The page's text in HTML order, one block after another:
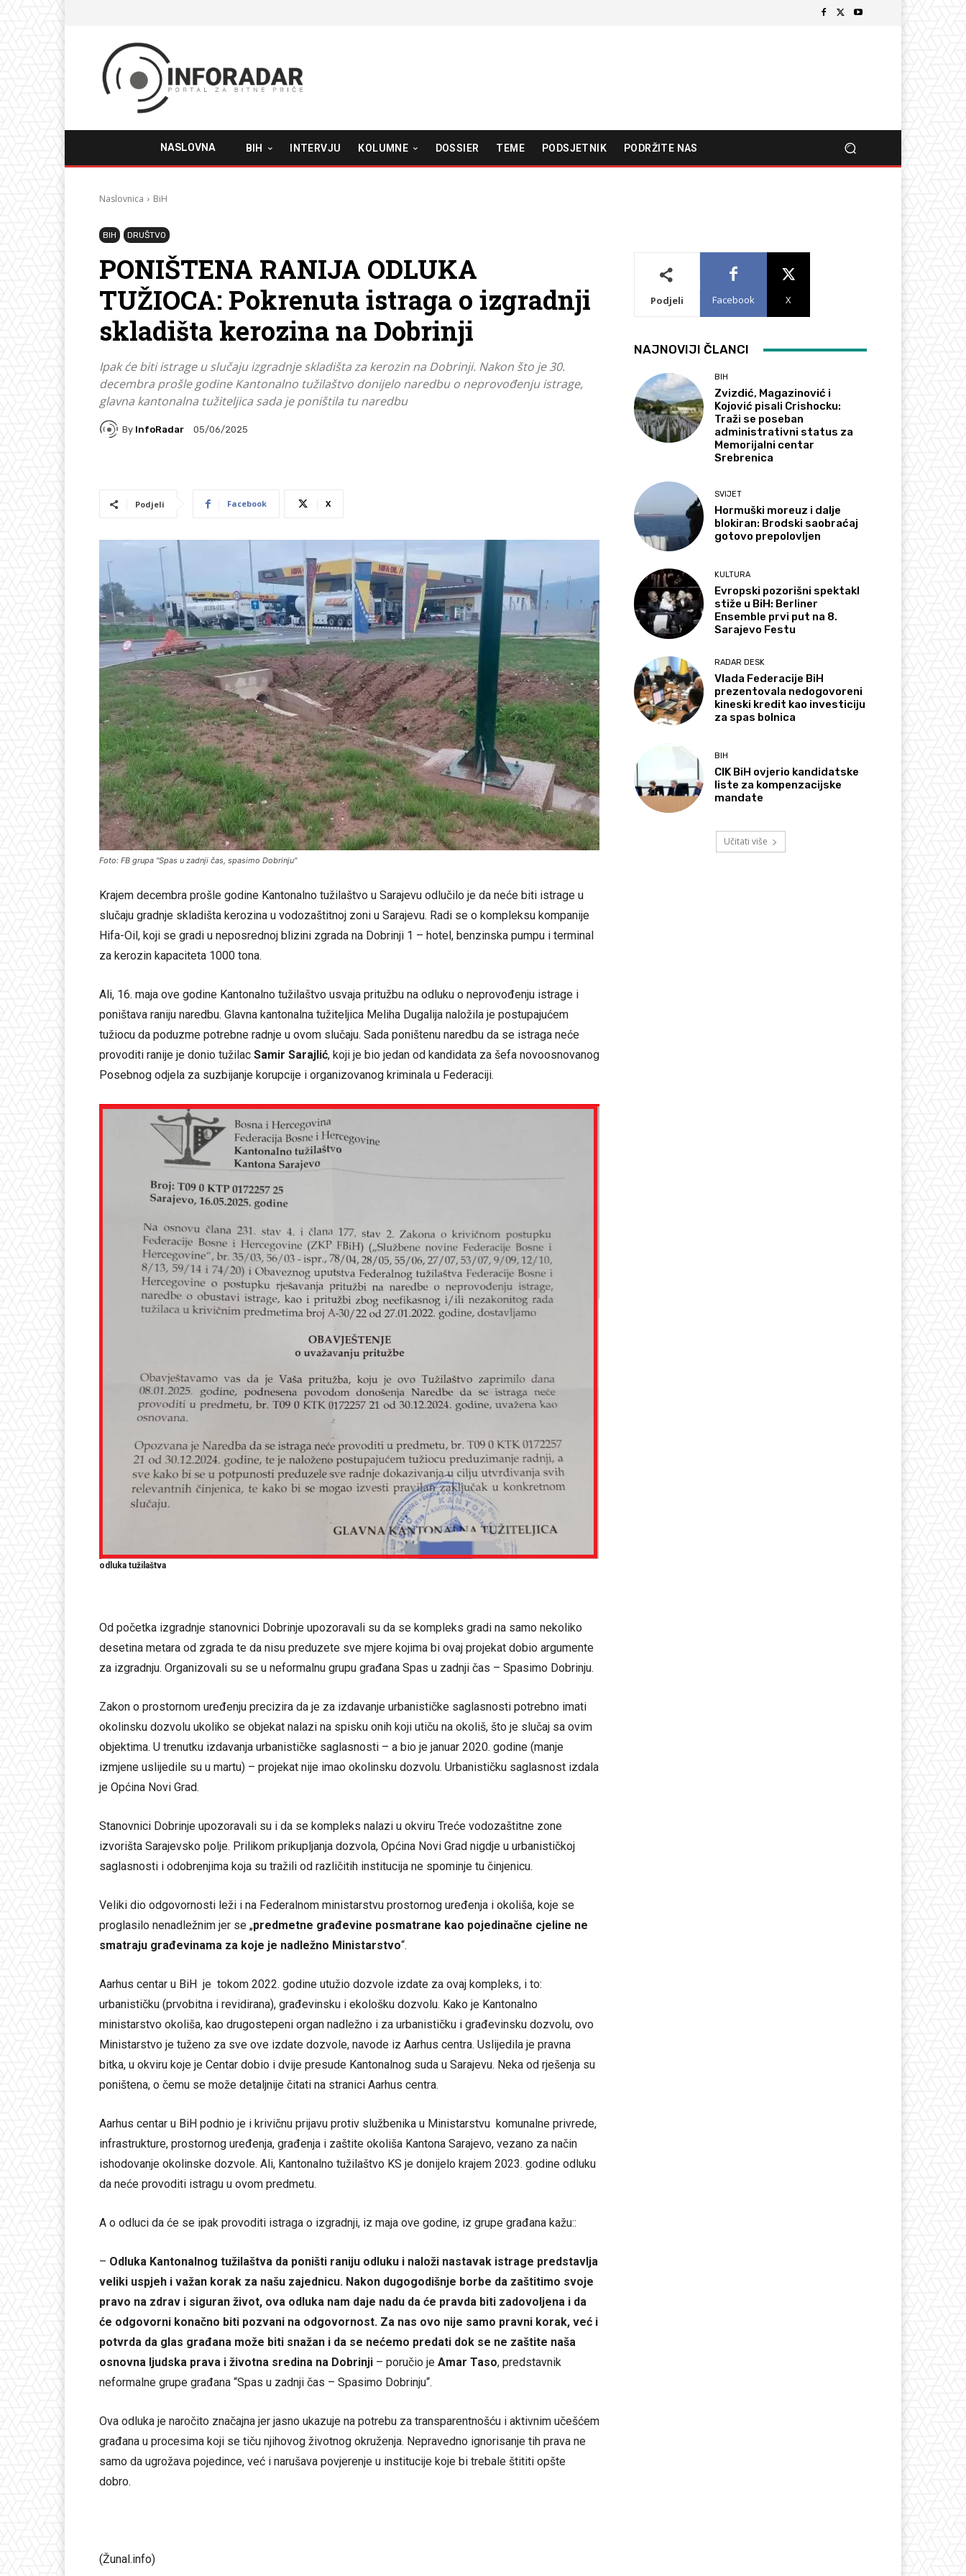
NASLOVNA BIH INTERVJU KOLUMNE DOSSIER TEME PODSJETNIK PODRŽITE NAS
Naslovnica BiH
BIH DRUŠTVO
PONIŠTENA RANIJA ODLUKA
TUŽIOCA: Pokrenuta istraga o izgradnji
skladišta kerozina na Dobrinji
Ipak će biti istrage u slučaju izgradnje skladišta za kerozin na Dobrinji. Nakon što je 30.
decembra prošle godine Kantonalno tužilaštvo donijelo naredbu o neprovođenju istrage,
glavna kantonalna tužiteljica sada je poništila tu naredbu
By InfoRadar 05/06/2025
Podjeli Facebook X
Foto: FB grupa "Spas u zadnji čas, spasimo Dobrinju"
Krajem decembra prošle godine Kantonalno tužilaštvo u Sarajevu odlučilo je da neće biti istrage u
slučaju gradnje skladišta kerozina u vodozaštitnoj zoni u Sarajevu. Radi se o kompleksu kompanije
Hifa-Oil, koji se gradi u neposrednoj blizini zgrada na Dobrinji 1 – hotel, benzinska pumpu i terminal
za kerozin kapaciteta 1000 tona.
Ali, 16. maja ove godine Kantonalno tužilaštvo usvaja pritužbu na odluku o neprovođenju istrage i
poništava raniju naredbu. Glavna kantonalna tužiteljica Meliha Dugalija naložila je postupajućem
tužiocu da poduzme potrebne radnje u ovom slučaju. Sada poništenu naredbu da se istraga neće
provoditi ranije je donio tužilac Samir Sarajlić, koji je bio jedan od kandidata za šefa novoosnovanog
Posebnog odjela za suzbijanje korupcije i organizovanog kriminala u Federaciji.
odluka tužilaštva
Od početka izgradnje stanovnici Dobrinje upozoravali su da se kompleks gradi na samo nekoliko
desetina metara od zgrada te da nisu preduzete sve mjere kojima bi ovaj projekat dobio argumente
za izgradnju. Organizovali su se u neformalnu grupu građana Spas u zadnji čas – Spasimo Dobrinju.
Zakon o prostornom uređenju precizira da je za izdavanje urbanističke saglasnosti potrebno imati
okolinsku dozvolu ukoliko se objekat nalazi na spisku onih koji utiču na okoliš, što je slučaj sa ovim
objektima. U trenutku izdavanja urbanističke saglasnosti – a bio je januar 2020. godine (manje
izmjene uslijedile su u martu) – projekat nije imao okolinsku dozvolu. Urbanističku saglasnost izdala
je Općina Novi Grad.
Stanovnici Dobrinje upozoravali su i da se kompleks nalazi u okviru Treće vodozaštitne zone
izvorišta Sarajevsko polje. Prilikom prikupljanja dozvola, Općina Novi Grad nigdje u urbanističkoj
saglasnosti i odobrenjima koja su tražili od različitih institucija ne spominje tu činjenicu.
Veliki dio odgovornosti leži i na Federalnom ministarstvu prostornog uređenja i okoliša, koje se
proglasilo nenadležnim jer se „predmetne građevine posmatrane kao pojedinačne cjeline ne
smatraju građevinama za koje je nadležno Ministarstvo“.
Aarhus centar u BiH je tokom 2022. godine utužio dozvole izdate za ovaj kompleks, i to:
urbanističku (prvobitna i revidirana), građevinsku i ekološku dozvolu. Kako je Kantonalno
ministarstvo okoliša, kao drugostepeni organ nadležno i za urbanističku i građevinsku dozvolu, ovo
Ministarstvo je tuženo za sve ove izdate dozvole, navode iz Aarhus centra. Uslijedila je pravna
bitka, u okviru koje je Centar dobio i dvije presude Kantonalnog suda u Sarajevu. Neka od rješenja su
poništena, o čemu se može detaljnije čitati na stranici Aarhus centra.
Aarhus centar u BiH podnio je i krivičnu prijavu protiv službenika u Ministarstvu komunalne privrede,
infrastrukture, prostornog uređenja, građenja i zaštite okoliša Kantona Sarajevo, vezano za način
ishodovanje okolinske dozvole. Ali, Kantonalno tužilaštvo KS je donijelo krajem 2023. godine odluku
da neće provoditi istragu u ovom predmetu.
A o odluci da će se ipak provoditi istraga o izgradnji, iz maja ove godine, iz grupe građana kažu::
– Odluka Kantonalnog tužilaštva da poništi raniju odluku i naloži nastavak istrage predstavlja
veliki uspjeh i važan korak za našu zajednicu. Nakon dugogodišnje borbe da zaštitimo svoje
pravo na zdrav i siguran život, ova odluka nam daje nadu da će pravda biti zadovoljena i da
će odgovorni konačno biti pozvani na odgovornost. Za nas ovo nije samo pravni korak, već i
potvrda da glas građana može biti snažan i da se nećemo predati dok se ne zaštite naša
osnovna ljudska prava i životna sredina na Dobrinji – poručio je Amar Taso, predstavnik
neformalne grupe građana “Spas u zadnji čas – Spasimo Dobrinju“.
Ova odluka je naročito značajna jer jasno ukazuje na potrebu za transparentnošću i aktivnim učešćem
građana u procesima koji se tiču njihovog životnog okruženja. Nepravedno ignorisanje tih prava ne
samo da ugrožava pojedince, već i narušava povjerenje u institucije koje bi trebale štititi opšte
dobro.
(Žunal.info)
Podjeli Facebook X
NAJNOVIJI ČLANCI
BIH
Zvizdić, Magazinović i
Kojović pisali Crishocku:
Traži se poseban
administrativni status za
Memorijalni centar
Srebrenica
SVIJET
Hormuški moreuz i dalje
blokiran: Brodski saobraćaj
gotovo prepolovljen
KULTURA
Evropski pozorišni spektakl
stiže u BiH: Berliner
Ensemble prvi put na 8.
Sarajevo Festu
RADAR DESK
Vlada Federacije BiH
prezentovala nedogovoreni
kineski kredit kao investiciju
za spas bolnica
BIH
CIK BiH ovjerio kandidatske
liste za kompenzacijske
mandate
Učitati više